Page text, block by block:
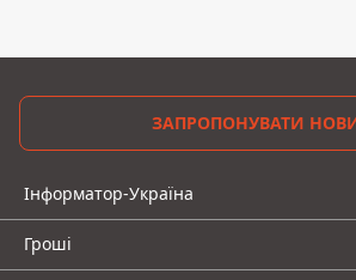
ЗАПРОПОНУВАТИ
Інформатор-Україна
Гроші